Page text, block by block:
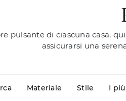
pulsante di ciascuna casa,
assicurarsi una
Materiale Stile I